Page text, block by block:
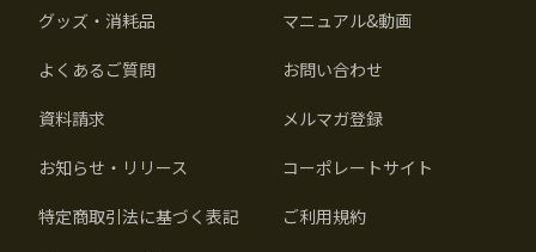
グッズ・消耗品 マニュアル&動画
よくあるご質問 お問い合わせ
資料請求 メルマガ登録
お知らせ・リリース コーポレートサイト
特定商取引法に基づく表記 ご利用規約